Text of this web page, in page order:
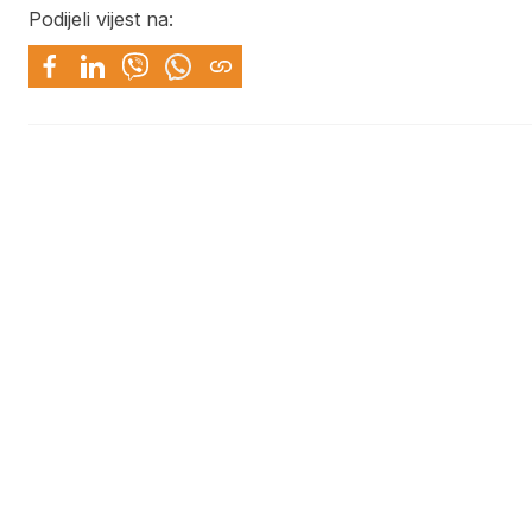
Podijeli vijest na: